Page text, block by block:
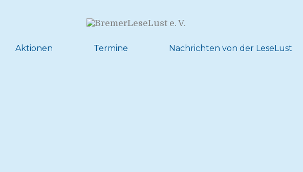
Aktionen Termine Nachrichten von der LeseLust